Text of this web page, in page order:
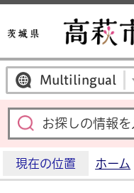
Multilingual
現在の位置 ホーム